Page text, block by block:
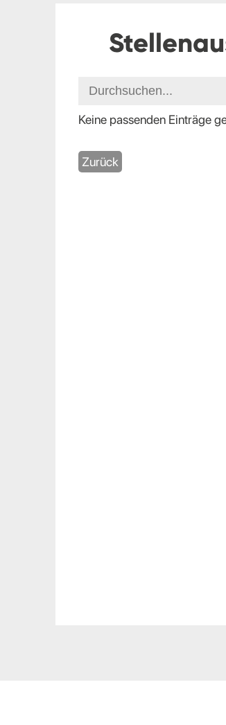
Keine passenden Einträge
Zurück